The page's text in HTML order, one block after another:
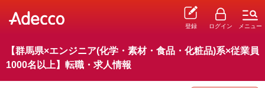
登録 ログイン メニュー
【群馬県×エンジニア(化学・素材・食品・化粧品)系×従業員
1000名以上】転職・求人情報